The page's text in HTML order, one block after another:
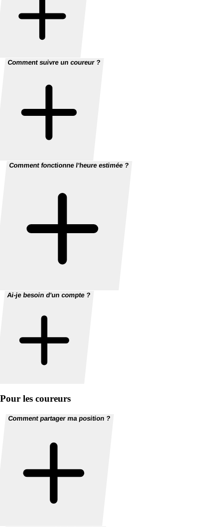
Comment suivre un coureur ?
Comment fonctionne l'heure estimée ?
Ai-je besoin d'un compte ?
Pour les coureurs
Comment partager ma position ?